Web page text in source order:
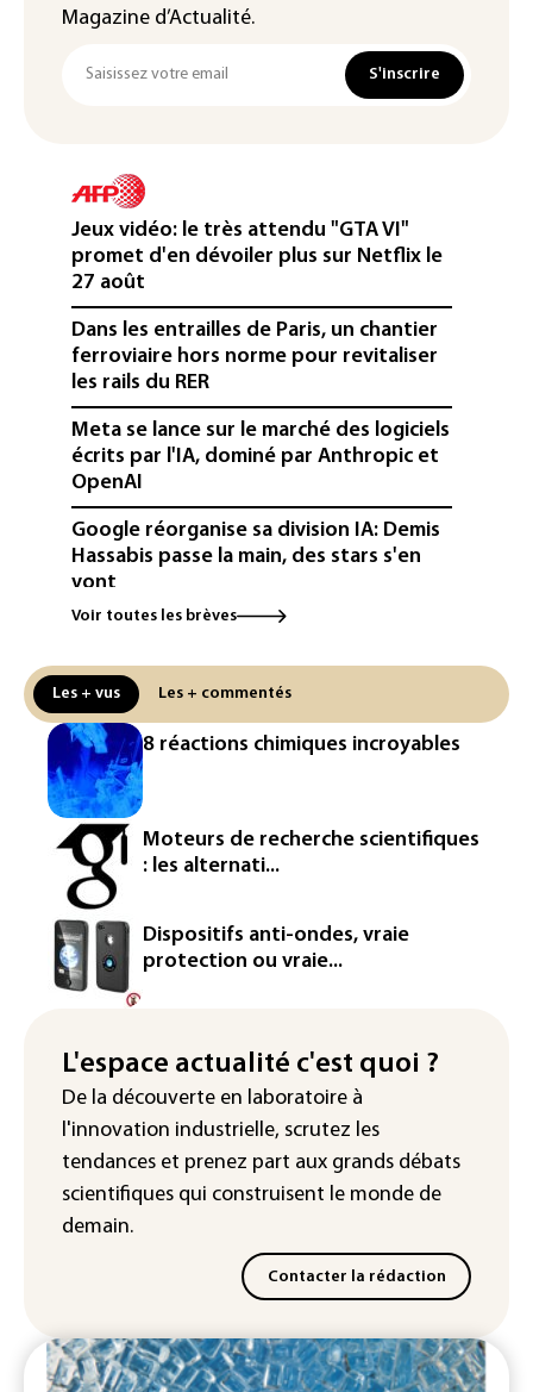
Magazine d’Actualité.
S'inscrire
Jeux vidéo: le très attendu "GTA VI"
promet d'en dévoiler plus sur Netflix le
27 août
Dans les entrailles de Paris, un chantier
ferroviaire hors norme pour revitaliser
les rails du RER
Meta se lance sur le marché des logiciels
écrits par l'IA, dominé par Anthropic et
OpenAI
Google réorganise sa division IA: Demis
Hassabis passe la main, des stars s'en
vont
Colombie: un bébé hippopotame
meurt malgré les soins
Éclipse: une baisse temporaire de la
production d'électricité solaire
attendue en Europe
L'Autriche bat son record absolu de
chaleur pour le deuxième jour d'affilée
Inde : Meta sommé de s'excuser après
le retrait d'une vidéo de Modi
La défense, voie de diversification pour
un secteur automobile à la peine
France : prison avec sursis et
"bannissement numérique" pour deux
streamers jugés pour des violences et
humiliations en ligne
Voir toutes les brèves
Les + vus Les + commentés
8 réactions chimiques incroyables
Moteurs de recherche scientifiques
: les alternati...
Dispositifs anti-ondes, vraie
protection ou vraie...
L'espace actualité c'est quoi ?
De la découverte en laboratoire à
l'innovation industrielle, scrutez les
tendances et prenez part aux grands débats
scientifiques qui construisent le monde de
demain.
Contacter la rédaction